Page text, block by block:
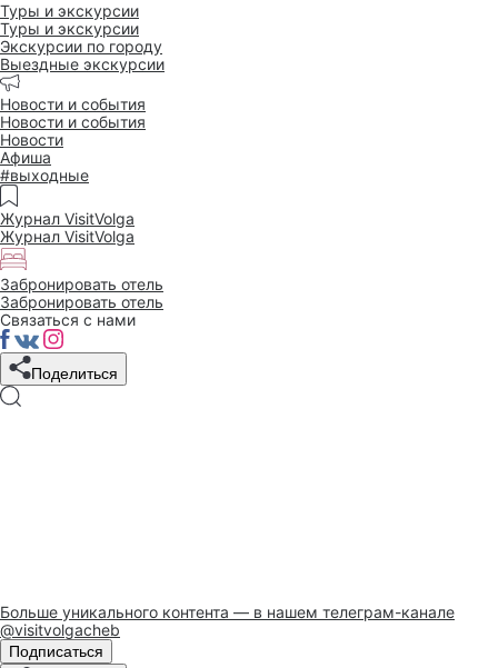
Туры и экскурсии
Туры и экскурсии
Экскурсии по городу
Выездные экскурсии
Новости и события
Новости и события
Новости
Афиша
#выходные
Журнал VisitVolga
Журнал VisitVolga
Забронировать отель
Забронировать отель
Связаться с нами
Поделиться
Больше уникального контента — в нашем телеграм-канале
@visitvolgacheb
Подписаться